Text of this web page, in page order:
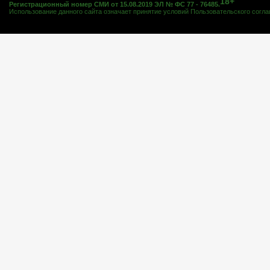
Регистрационный номер СМИ от 15.08.2019 ЭЛ № ФС 77 - 76485.
Использование данного сайта означает принятие условий Пользовательского